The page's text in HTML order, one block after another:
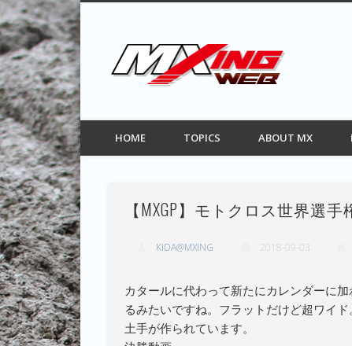
モトクロス情報サイト
FacebookTwitterPinterest Vimeo
HOME TOPICS ABOUT MX
【MXGP】モトクロス世界選
KIDA@MXING 2018-09-03
カタールに代わって新たにカレンダーに
るみたいですね。フラットだけど超ワイ
土手が作られています。